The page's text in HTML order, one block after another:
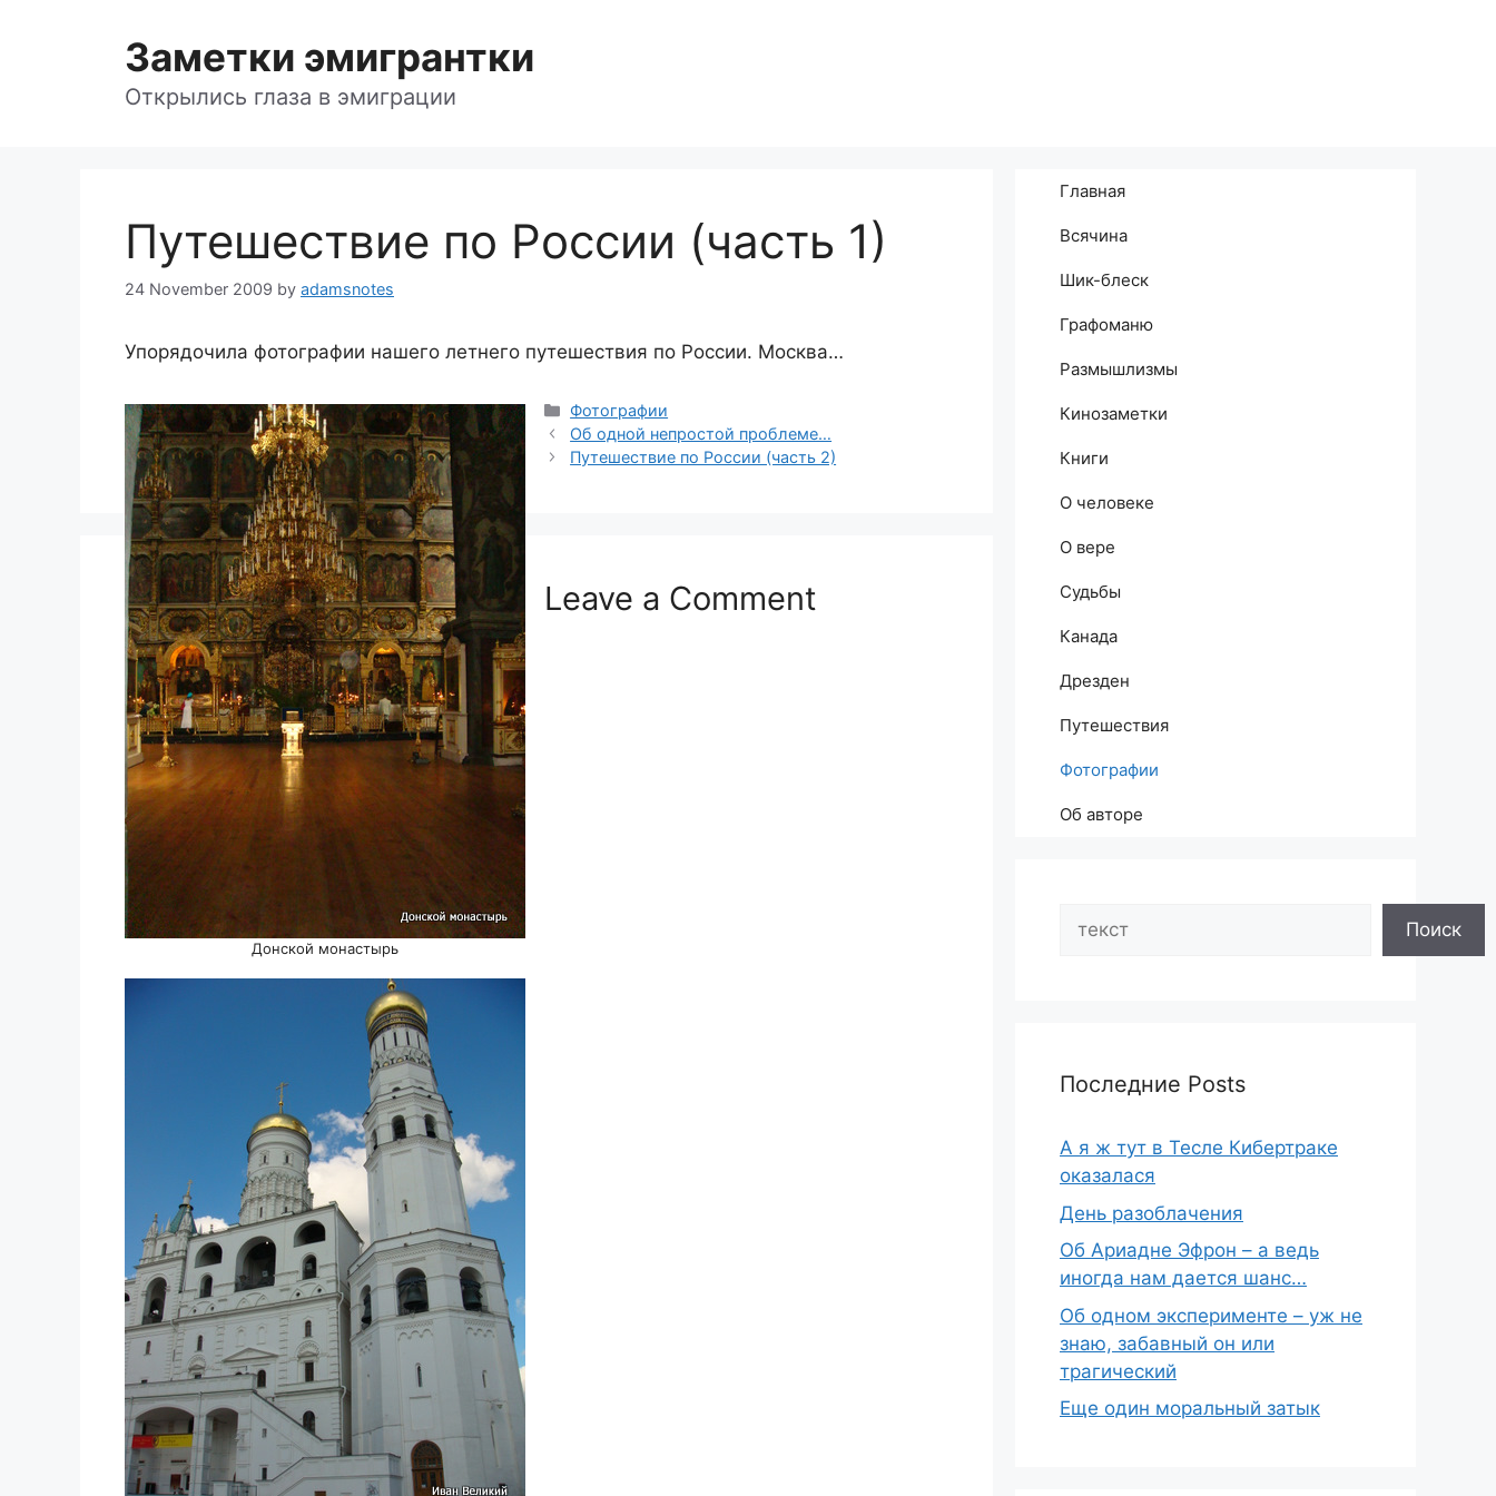
Заметки эмигрантки
Открылись глаза в эмиграции
Путешествие по России (часть 1)
24 November 2009 by adamsnotes
Упорядочила фотографии нашего летнего путешествия по России. Москва…
Донской монастырь
Categories
Фотографии
Об одной непростой проблеме…
Путешествие по России (часть 2)
Leave a Comment
Главная
Всячина
Шик-блеск
Графоманю
Размышлизмы
Кинозаметки
Книги
О человеке
О вере
Судьбы
Канада
Дрезден
Путешествия
Фотографии
Об авторе
Поиск
Последние Posts
А я ж тут в Тесле Кибертраке
оказалася
День разоблачения
Об Ариадне Эфрон – а ведь
иногда нам дается шанс…
Об одном эксперименте – уж не
знаю, забавный он или
трагический
Еще один моральный затык